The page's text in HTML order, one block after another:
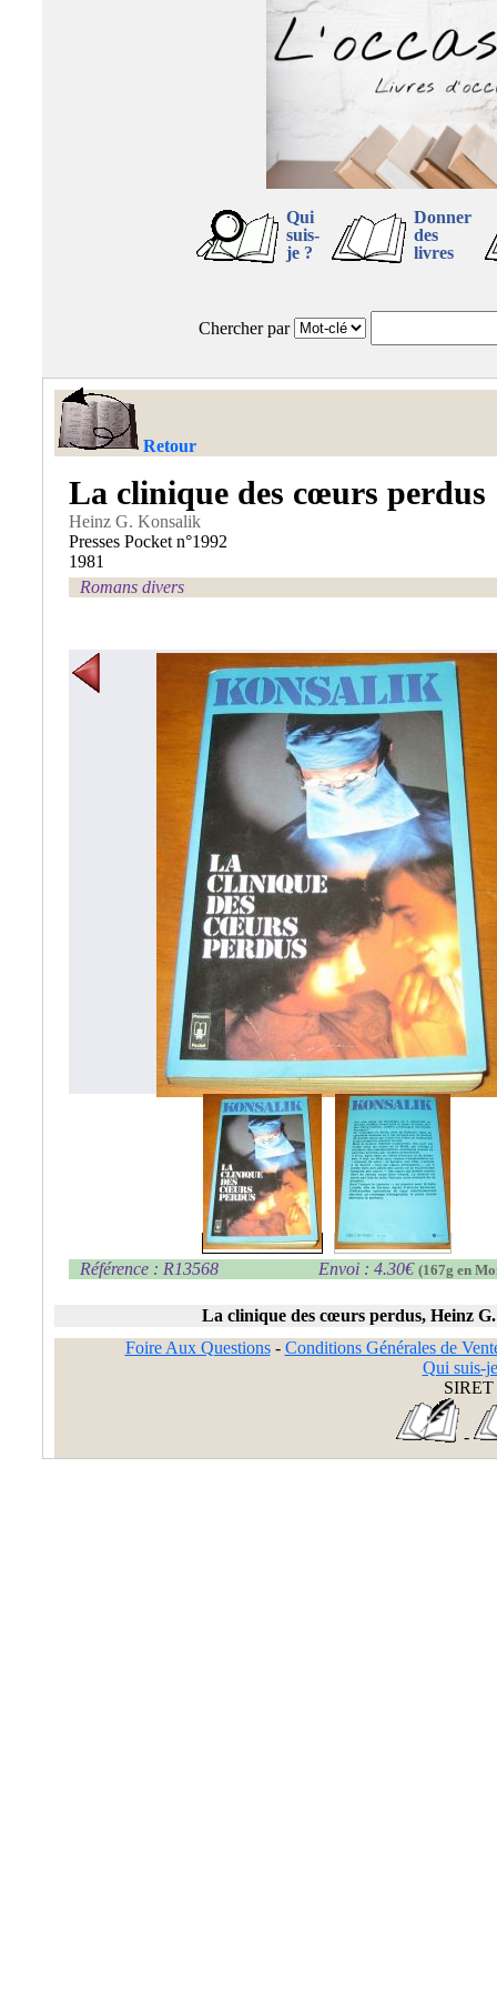
Qui
suis-
je ?
Donner
des
livres
Chercher par
Retour
La clinique des cœurs perdus
Heinz G. Konsalik
Presses Pocket n°1992
1981
Romans divers
Référence : R13568 Envoi : 4.30€ (167g en
La clinique des cœurs perdus, Heinz
Foire Aux Questions- Conditions Générales de
Qui suis-
SIRET
-